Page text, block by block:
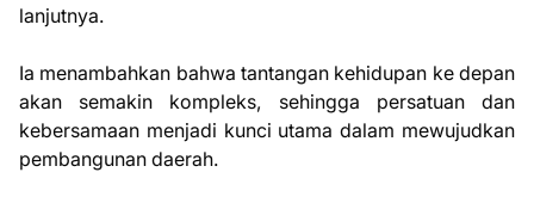
lanjutnya.
Ia menambahkan bahwa tantangan kehidupan ke depan
akan semakin kompleks, sehingga persatuan dan
kebersamaan menjadi kunci utama dalam mewujudkan
pembangunan daerah.